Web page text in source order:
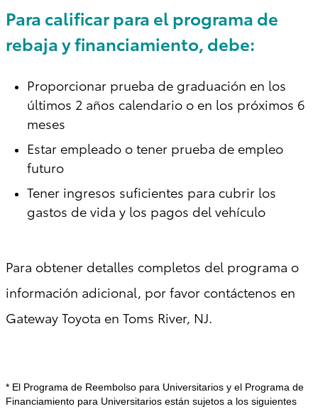
Para calificar para el programa de
rebaja y financiamiento, debe:
Proporcionar prueba de graduación en los
últimos 2 años calendario o en los próximos 6
meses
Estar empleado o tener prueba de empleo
futuro
Tener ingresos suficientes para cubrir los
gastos de vida y los pagos del vehículo
Para obtener detalles completos del programa o
información adicional, por favor contáctenos en
Gateway Toyota en Toms River, NJ.
* El Programa de Reembolso para Universitarios y el Programa de
Financiamiento para Universitarios están sujetos a los siguientes